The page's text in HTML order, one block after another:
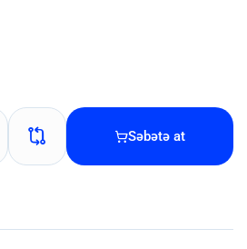
Səbətə at